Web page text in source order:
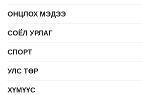
ОНЦЛОХ МЭДЭЭ
СОЁЛ УРЛАГ
СПОРТ
УЛС ТӨР
ХҮМҮҮС